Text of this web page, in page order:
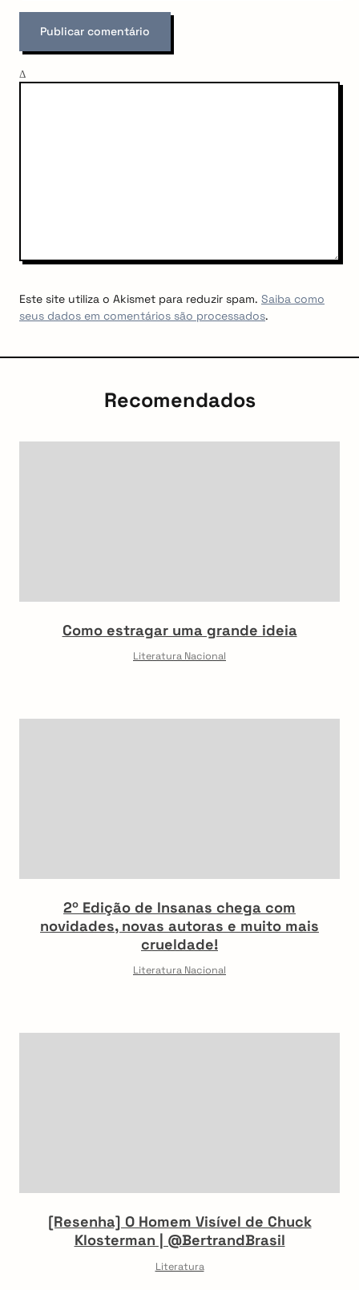
Δ
Este site utiliza o Akismet para reduzir spam. Saiba como
seus dados em comentários são processados.
Recomendados
Como estragar uma grande ideia
Literatura Nacional
2º Edição de Insanas chega com
novidades, novas autoras e muito mais
crueldade!
Literatura Nacional
[Resenha] O Homem Visível de Chuck
Klosterman | @BertrandBrasil
Literatura